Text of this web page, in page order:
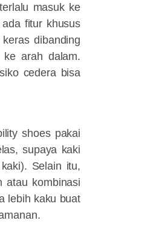
masuk ke
fitur khusus
dibanding
ke arah dalam.
cedera bisa
shoes pakai
supaya kaki
Selain itu,
atau kombinasi
lebih kaku buat